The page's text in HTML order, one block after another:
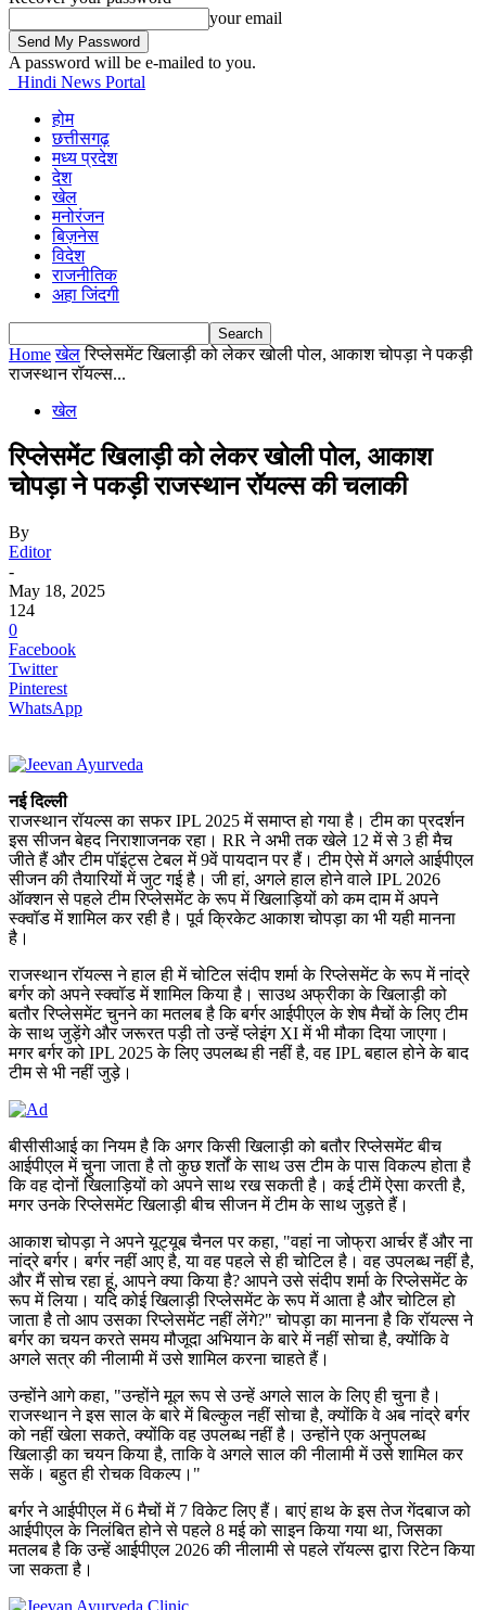
your email
A password will be e-mailed to you.
Hindi News Portal
होम
छत्तीसगढ़
मध्य प्रदेश
देश
खेल
मनोरंजन
बिज़नेस
विदेश
राजनीतिक
अहा जिंदगी
Home खेल रिप्लेसमेंट खिलाड़ी को लेकर खोली पोल, आकाश चोपड़ा ने पकड़ी
राजस्थान रॉयल्स...
खेल
रिप्लेसमेंट खिलाड़ी को लेकर खोली पोल, आकाश
चोपड़ा ने पकड़ी राजस्थान रॉयल्स की चलाकी
By
Editor
-
May 18, 2025
124
0
Facebook
Twitter
Pinterest
WhatsApp
नई दिल्ली
राजस्थान रॉयल्स का सफर IPL 2025 में समाप्त हो गया है। टीम का प्रदर्शन
इस सीजन बेहद निराशाजनक रहा। RR ने अभी तक खेले 12 में से 3 ही मैच
जीते हैं और टीम पॉइंट्स टेबल में 9वें पायदान पर हैं। टीम ऐसे में अगले आईपीएल
सीजन की तैयारियों में जुट गई है। जी हां, अगले हाल होने वाले IPL 2026
ऑक्शन से पहले टीम रिप्लेसमेंट के रूप में खिलाड़ियों को कम दाम में अपने
स्क्वॉड में शामिल कर रही है। पूर्व क्रिकेट आकाश चोपड़ा का भी यही मानना
है।
राजस्थान रॉयल्स ने हाल ही में चोटिल संदीप शर्मा के रिप्लेसमेंट के रूप में नांद्रे
बर्गर को अपने स्क्वॉड में शामिल किया है। साउथ अफ्रीका के खिलाड़ी को
बतौर रिप्लेसमेंट चुनने का मतलब है कि बर्गर आईपीएल के शेष मैचों के लिए टीम
के साथ जुड़ेंगे और जरूरत पड़ी तो उन्हें प्लेइंग XI में भी मौका दिया जाएगा।
मगर बर्गर को IPL 2025 के लिए उपलब्ध ही नहीं है, वह IPL बहाल होने के बाद
टीम से भी नहीं जुड़े।
बीसीसीआई का नियम है कि अगर किसी खिलाड़ी को बतौर रिप्लेसमेंट बीच
आईपीएल में चुना जाता है तो कुछ शर्तों के साथ उस टीम के पास विकल्प होता है
कि वह दोनों खिलाड़ियों को अपने साथ रख सकती है। कई टीमें ऐसा करती है,
मगर उनके रिप्लेसमेंट खिलाड़ी बीच सीजन में टीम के साथ जुड़ते हैं।
आकाश चोपड़ा ने अपने यूट्यूब चैनल पर कहा, "वहां ना जोफ्रा आर्चर हैं और ना
नांद्रे बर्गर। बर्गर नहीं आए है, या वह पहले से ही चोटिल है। वह उपलब्ध नहीं है,
और मैं सोच रहा हूं, आपने क्या किया है? आपने उसे संदीप शर्मा के रिप्लेसमेंट के
रूप में लिया। यदि कोई खिलाड़ी रिप्लेसमेंट के रूप में आता है और चोटिल हो
जाता है तो आप उसका रिप्लेसमेंट नहीं लेंगे?" चोपड़ा का मानना ​​है कि रॉयल्स ने
बर्गर का चयन करते समय मौजूदा अभियान के बारे में नहीं सोचा है, क्योंकि वे
अगले सत्र की नीलामी में उसे शामिल करना चाहते हैं।
उन्होंने आगे कहा, "उन्होंने मूल रूप से उन्हें अगले साल के लिए ही चुना है।
राजस्थान ने इस साल के बारे में बिल्कुल नहीं सोचा है, क्योंकि वे अब नांद्रे बर्गर
को नहीं खेला सकते, क्योंकि वह उपलब्ध नहीं है। उन्होंने एक अनुपलब्ध
खिलाड़ी का चयन किया है, ताकि वे अगले साल की नीलामी में उसे शामिल कर
सकें। बहुत ही रोचक विकल्प।"
बर्गर ने आईपीएल में 6 मैचों में 7 विकेट लिए हैं। बाएं हाथ के इस तेज गेंदबाज को
आईपीएल के निलंबित होने से पहले 8 मई को साइन किया गया था, जिसका
मतलब है कि उन्हें आईपीएल 2026 की नीलामी से पहले रॉयल्स द्वारा रिटेन किया
जा सकता है।